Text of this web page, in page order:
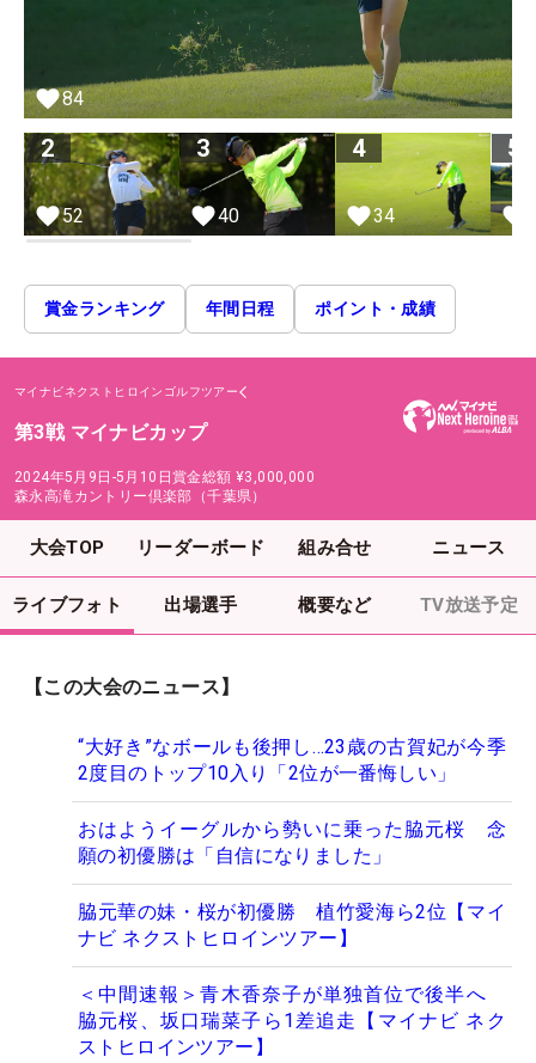
84
2
52
3
40
4
34
5
賞金ランキング 年間日程 ポイント・成績
マイナビネクストヒロインゴルフツアー
第3戦 マイナビカップ
2024年5月9日-5月10日賞金総額 ¥3,000,000
森永高滝カントリー倶楽部（千葉県）
大会TOP リーダーボード 組み合せ ニュース
ライブフォト 出場選手 概要など TV放送予定
【この大会のニュース】
“大好き”なボールも後押し…23歳の古賀妃が今季
2度目のトップ10入り「2位が一番悔しい」
おはようイーグルから勢いに乗った脇元桜 念
願の初優勝は「自信になりました」
脇元華の妹・桜が初優勝 植竹愛海ら2位【マイ
ナビ ネクストヒロインツアー】
＜中間速報＞青木香奈子が単独首位で後半へ
脇元桜、坂口瑞菜子ら1差追走【マイナビ ネク
ストヒロインツアー】